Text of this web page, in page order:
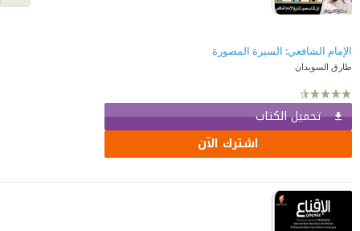
الإمام الشافعي: السيرة المصورة
طارق السويدان
تحميل الكتاب
اشترك الآن